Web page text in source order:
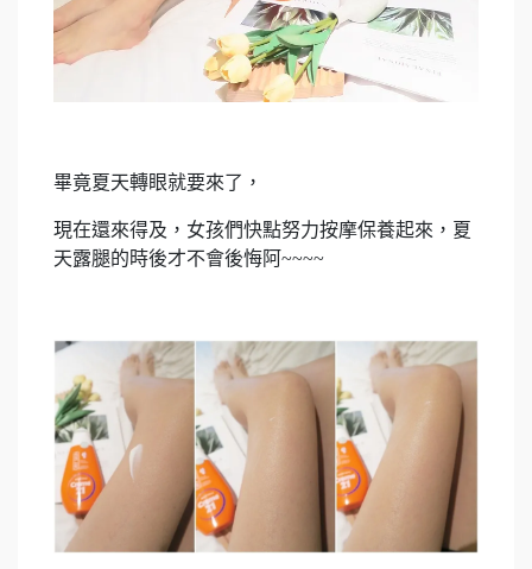
畢竟夏天轉眼就要來了，
現在還來得及，女孩們快點努力按摩保養起來，夏
天露腿的時後才不會後悔阿~~~~